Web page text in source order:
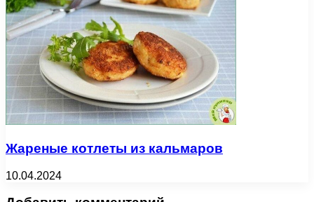
Жареные котлеты из кальмаров
10.04.2024